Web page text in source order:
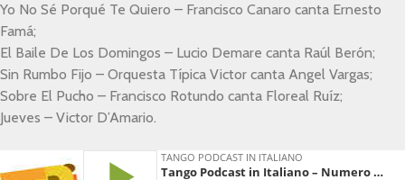
Yo No Sé Porqué Te Quiero – Francisco Canaro canta Ernesto
Famá;
El Baile De Los Domingos – Lucio Demare canta Raúl Berón;
Sin Rumbo Fijo – Orquesta Típica Victor canta Angel Vargas;
Sobre El Pucho – Francisco Rotundo canta Floreal Ruíz;
Jueves – Victor D’Amario.